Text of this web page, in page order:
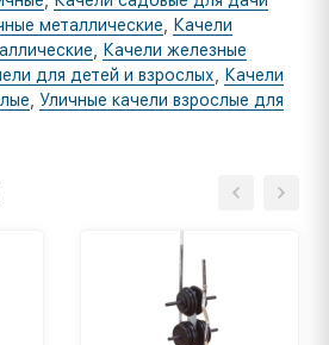
металлические
Качели
Качели железные
для детей и взрослых
Качели
Уличные качели взрослые для